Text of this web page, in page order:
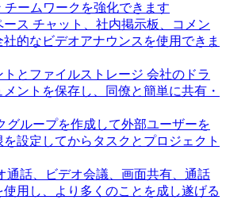
チームワークを強化できます
ース チャット、社内掲示板、コメン
社的なビデオアナウンスを使用できま
とファイルストレージ 会社のドラ
ントを保存し、同僚と簡単に共有・
グループを作成して外部ユーザーを
設定してからタスクとプロジェクト
通話、ビデオ会議、画面共有、通話
用し、より多くのことを成し遂げる